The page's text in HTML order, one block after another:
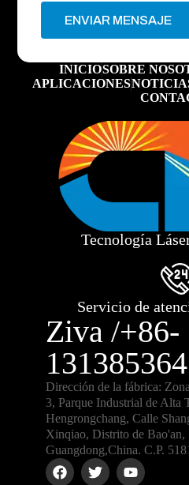
ENVIAR MENSAJE
INICIOSOBRE
APLICACIONES
Tecnología
Servicio de
Ziva /+86-
Dirección de la fábrica:
3, Parque Industrial de Alta
Hengrongchang, Calle
Xinqiao, Distrito de Bao'an,
Guangdong,China. C.P.